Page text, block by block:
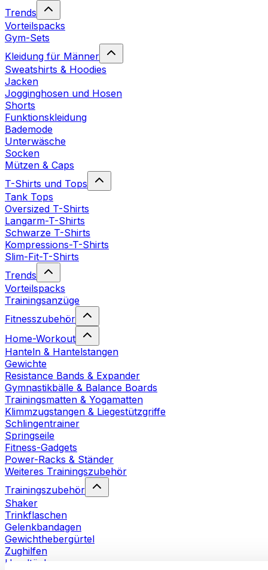
Trends
Vorteilspacks
Gym-Sets
Kleidung für Männer
Sweatshirts & Hoodies
Jacken
Jogginghosen und Hosen
Shorts
Funktionskleidung
Bademode
Unterwäsche
Socken
Mützen & Caps
T-Shirts und Tops
Tank Tops
Oversized T-Shirts
Langarm-T-Shirts
Schwarze T-Shirts
Kompressions-T-Shirts
Slim-Fit-T-Shirts
Trends
Vorteilspacks
Trainingsanzüge
Fitnesszubehör
Home-Workout
Hanteln & Hantelstangen
Gewichte
Resistance Bands & Expander
Gymnastikbälle & Balance Boards
Trainingsmatten & Yogamatten
Klimmzugstangen & Liegestützgriffe
Schlingentrainer
Springseile
Fitness-Gadgets
Power-Racks & Ständer
Weiteres Trainingszubehör
Trainingszubehör
Shaker
Trinkflaschen
Gelenkbandagen
Gewichthebergürtel
Zughilfen
Handtücher